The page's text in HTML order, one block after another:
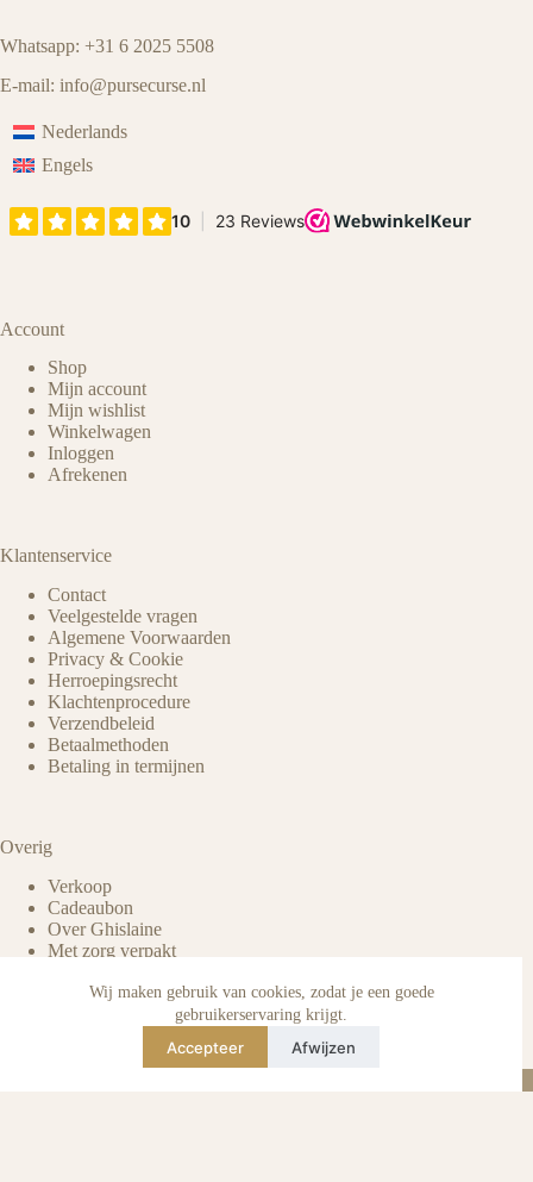
Wij maken gebruik van cookies, zodat je een goede
gebruikerservaring krijgt.
Accepteer Afwijzen
Whatsapp: +31 6 2025 5508
E-mail: info@pursecurse.nl
Nederlands
Engels
Account
Shop
Mijn account
Mijn wishlist
Winkelwagen
Inloggen
Afrekenen
Klantenservice
Contact
Veelgestelde vragen
Algemene Voorwaarden
Privacy & Cookie
Herroepingsrecht
Klachtenprocedure
Verzendbeleid
Betaalmethoden
Betaling in termijnen
Overig
Verkoop
Cadeaubon
Over Ghislaine
Met zorg verpakt
Verzorging & onderhoud
Echtheid van reviews